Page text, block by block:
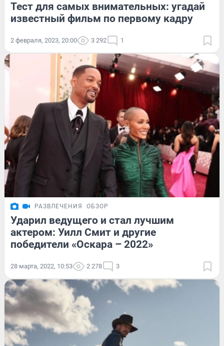
Тест для самых внимательных: угадай
известный фильм по первому кадру
2 февраля, 2023, 20:00 3 292 1
РАЗВЛЕЧЕНИЯ ОБЗОР
Ударил ведущего и стал лучшим
актером: Уилл Смит и другие
победители «Оскара – 2022»
28 марта, 2022, 10:53 2 278 3